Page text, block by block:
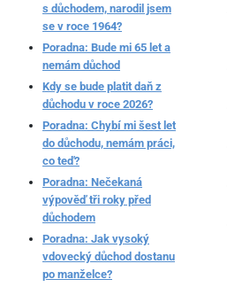
s důchodem, narodil jsem
se v roce 1964?
Poradna: Bude mi 65 let a
nemám důchod
Kdy se bude platit daň z
důchodu v roce 2026?
Poradna: Chybí mi šest let
do důchodu, nemám práci,
co teď?
Poradna: Nečekaná
výpověď tři roky před
důchodem
Poradna: Jak vysoký
vdovecký důchod dostanu
po manželce?